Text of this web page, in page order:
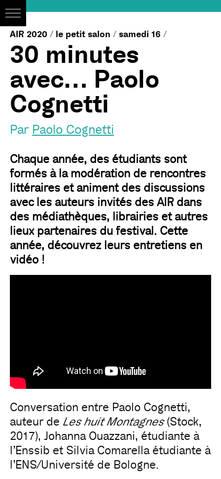
AIR 2020 / le petit salon / samedi 16 /
30 minutes
avec… Paolo
Cognetti
Par Paolo Cognetti
Chaque année, des étudiants sont
formés à la modération de rencontres
littéraires et animent des discussions
avec les auteurs invités des AIR dans
des médiathèques, librairies et autres
lieux partenaires du festival. Cette
année, découvrez leurs entretiens en
vidéo !
Conversation entre Paolo Cognetti,
auteur de Les huit Montagnes(Stock,
2017), Johanna Ouazzani, étudiante à
l’Enssib et Silvia Comarella étudiante à
l’ENS/Université de Bologne.